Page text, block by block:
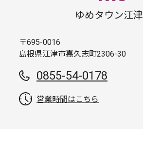
ゆめタウン江津
〒695-0016
島根県江津市嘉久志町2306-30
0855-54-0178
営業時間はこちら